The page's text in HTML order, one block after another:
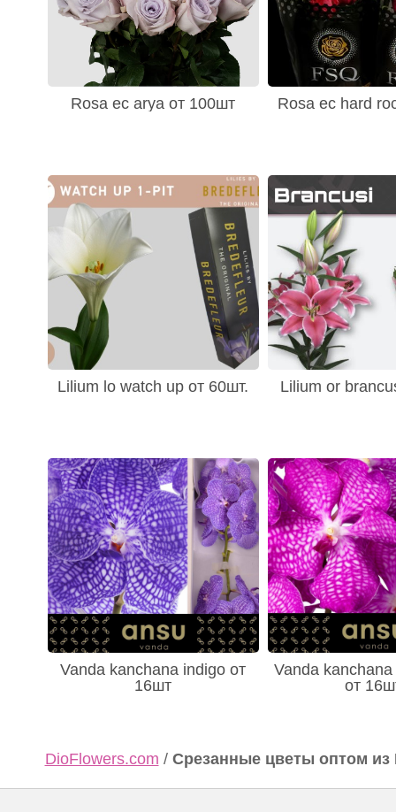
Rosa ec arya от 100шт Rosa ec hard
Lilium lo watch up от 60шт. Lilium or
Vanda kanchana indigo от
16шт
Vanda
от
DioFlowers.com / Срезанные цветы оптом из